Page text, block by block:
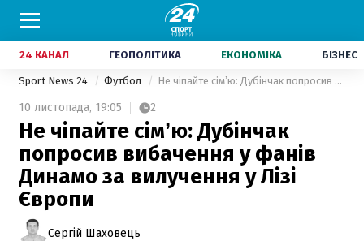
24 КАНАЛ ГЕОПОЛІТИКА ЕКОНОМІКА БІЗНЕС
Sport News 24 Футбол Не чіпайте сімʼю: Дубінчак попросив вибачення у фанів Динамо за вилучення у Лізі Європи
10 листопада, 19:05 2
Не чіпайте сімʼю: Дубінчак
попросив вибачення у фанів
Динамо за вилучення у Лізі
Європи
Сергій Шаховець